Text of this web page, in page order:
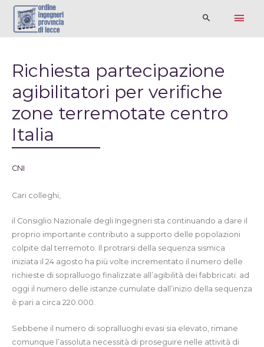
Richiesta partecipazione
agibilitatori per verifiche
zone terremotate centro
Italia
CNI
Cari colleghi,
il Consiglio Nazionale degli Ingegneri sta continuando a dare il
proprio importante contributo a supporto delle popolazioni
colpite dal terremoto. Il protrarsi della sequenza sismica
iniziata il 24 agosto ha più volte incrementato il numero delle
richieste di sopralluogo finalizzate all’agibilità dei fabbricati: ad
oggi il numero delle istanze cumulate dall’inizio della sequenza
è pari a circa 220.000.
Sebbene il numero di sopralluoghi evasi sia elevato, rimane
comunque l’assoluta necessità di proseguire nelle attività di